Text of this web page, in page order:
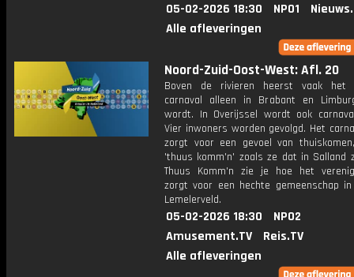
05-02-2026 18:30 NPO1
Alle afleveringen
Noord-Zuid-Oost-West: Afl. 20
Boven de rivieren heerst vaak het
carnaval alleen in Brabant en
wordt. In Overijssel wordt ook
Vier inwoners worden gevolgd. Het
zorgt voor een gevoel van
'thuus komm'n' zoals ze dat in Salland
Thuus Komm'n zie je hoe het
zorgt voor een hechte gemeenschap
Lemelerveld.
05-02-2026 18:30
NPO2
Amusement.TV
Reis.TV
Alle afleveringen